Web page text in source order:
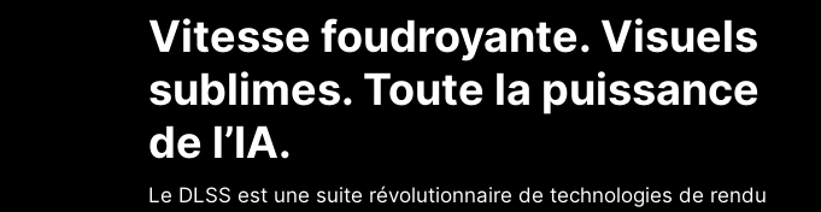
Vitesse foudroyante. Visuels
sublimes. Toute la puissance
de l’IA.
Le DLSS est une suite révolutionnaire de technologies de rendu